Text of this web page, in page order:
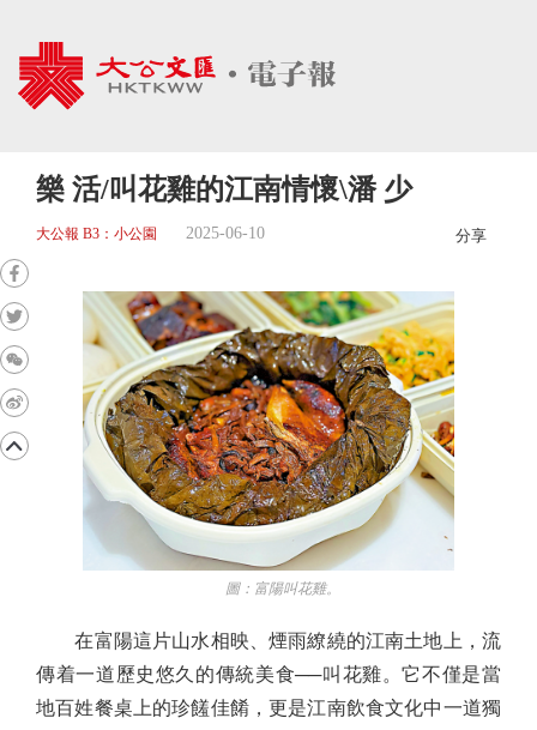
樂 活/叫花雞的江南情懷\潘 少
大公報 B3：小公園 2025-06-10 分享
圖：富陽叫花雞。
在富陽這片山水相映、煙雨繚繞的江南土地上，流
傳着一道歷史悠久的傳統美食──叫花雞。它不僅是當
地百姓餐桌上的珍饈佳餚，更是江南飲食文化中一道獨